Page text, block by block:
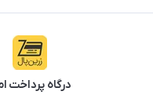
درگاه پرداخت